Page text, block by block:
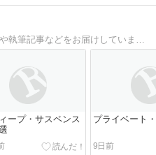
ープ・サスペンス
プライベート
9日前